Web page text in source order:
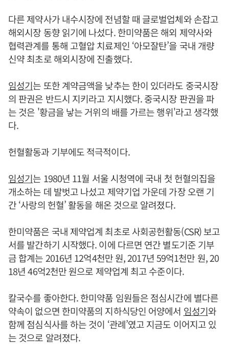
다른 제약사가 내수시장에 전념할 때 글로벌업체와 손잡고
해외시장 동향 읽기에 나섰다. 한미약품은 해외 제약사와
협력관계를 통해 고혈압 치료제인 ‘아모잘탄’을 국내 개량
신약 최초로 해외시장에 진출했다.
임성기는 또한 계약금액을 낮추는 한이 있더라도 중국시장
의 판권은 반드시 지키라고 지시했다. 중국시장 판권을 파
는 것은 '황금을 낳는 거위의 배를 가르는 행위'라고 생각했
다.
헌혈활동과 기부에도 적극적이다.
임성기는 1980년 11월 서울 시청역에 국내 첫 헌혈의집을
개소하는 데 발벗고 나섰고 제약기업 가운데 가장 오랜 기
간 ‘사랑의 헌혈’ 활동을 해온 것으로 알려졌다.
한미약품은 국내 제약업계 최초로 사회공헌활동(CSR) 보고
서를 발간하기 시작했다. 이에 다르면 연간 별도기준 기부
금 합계는 2016년 12억4천만 원, 2017년 59억1천만 원, 20
18년 46억2천만 원으로 제약업계 최고 수준이다.
칼국수를 좋아한다. 한미약품 임원들은 점심시간에 별다른
약속이 없으면 한미약품의 지하식당인 어양에서 임성기와
함께 점심식사를 하는 것이 ‘관례’였고 지금도 이어지고 있
는 것으로 알려졌다.